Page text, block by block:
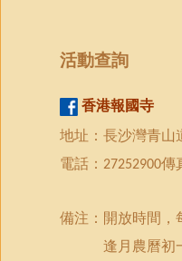
活動查詢
香港報國寺
地址：長沙灣青山
電話： 27252900傳
備注：開放時間，
逢月農曆初